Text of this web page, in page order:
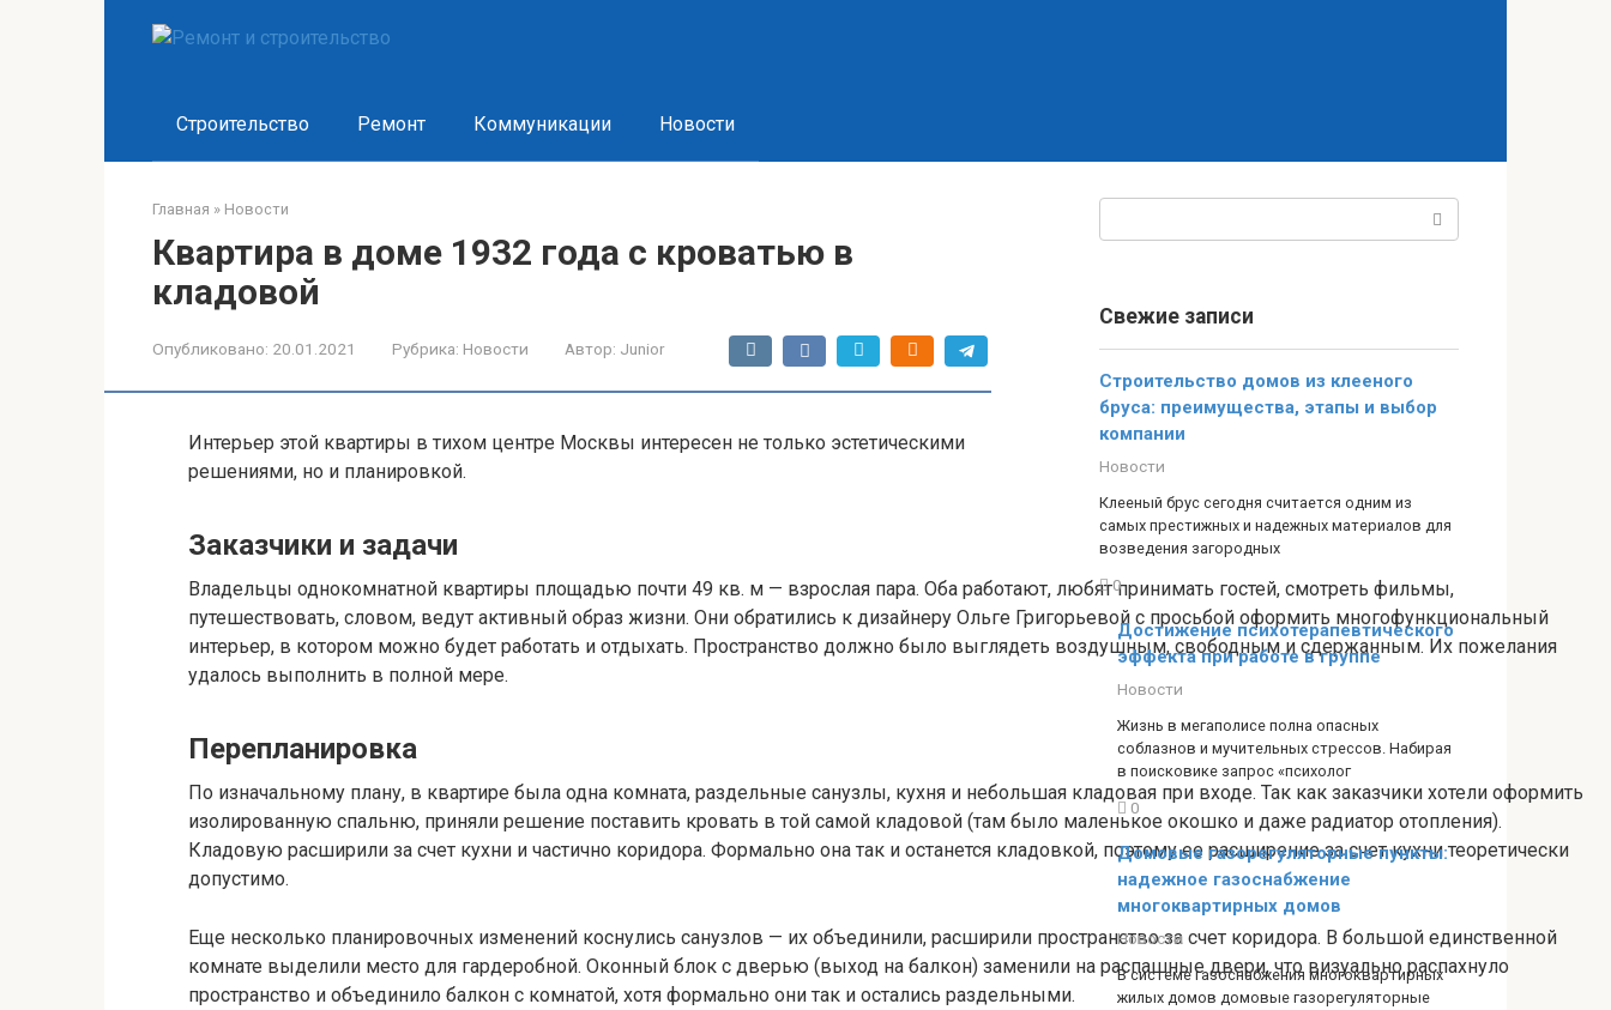
Строительство Ремонт Коммуникации Новости
Главная » Новости
Квартира в доме 1932 года с кроватью в
кладовой
Опубликовано: 20.01.2021 Рубрика: Новости Автор: Junior
Интерьер этой квартиры в тихом центре Москвы интересен не только эстетическими
решениями, но и планировкой.
Заказчики и задачи
Владельцы однокомнатной квартиры площадью почти 49 кв. м — взрослая пара. Оба работают, любят принимать гостей, смотреть фильмы,
путешествовать, словом, ведут активный образ жизни. Они обратились к дизайнеру Ольге Григорьевой с просьбой оформить многофункциональный
интерьер, в котором можно будет работать и отдыхать. Пространство должно было выглядеть воздушным, свободным и сдержанным. Их пожелания
удалось выполнить в полной мере.
Перепланировка
По изначальному плану, в квартире была одна комната, раздельные санузлы, кухня и небольшая кладовая при входе. Так как заказчики хотели оформить
изолированную спальню, приняли решение поставить кровать в той самой кладовой (там было маленькое окошко и даже радиатор отопления).
Кладовую расширили за счет кухни и частично коридора. Формально она так и останется кладовкой, поэтому ее расширение за счет кухни теоретически
допустимо.
Еще несколько планировочных изменений коснулись санузлов — их объединили, расширили пространство за счет коридора. В большой единственной
комнате выделили место для гардеробной. Оконный блок с дверью (выход на балкон) заменили на распашные двери, что визуально распахнуло
пространство и объединило балкон с комнатой, хотя формально они так и остались раздельными.
Свежие записи
Строительство домов из клееного
бруса: преимущества, этапы и выбор
компании
Новости
Клееный брус сегодня считается одним из
самых престижных и надежных материалов для
возведения загородных
0
Достижение психотерапевтического
эффекта при работе в группе
Новости
Жизнь в мегаполисе полна опасных
соблазнов и мучительных стрессов. Набирая
в поисковике запрос «психолог
0
Домовые газорегуляторные пункты:
надежное газоснабжение
многоквартирных домов
Новости
В системе газоснабжения многоквартирных
жилых домов домовые газорегуляторные